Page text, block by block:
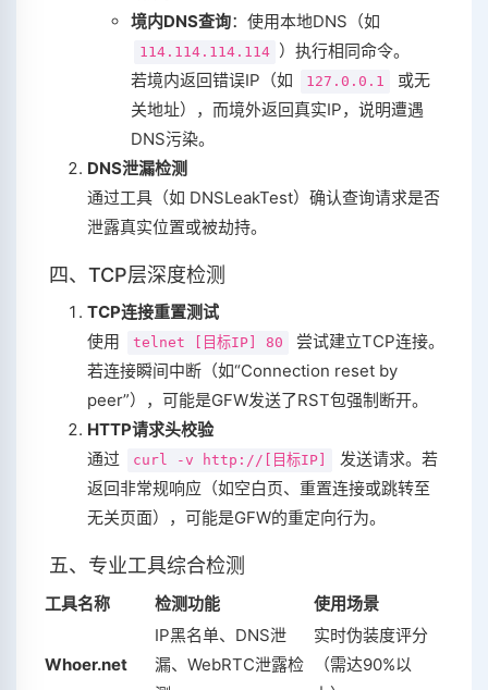
境内DNS查询‌：使用本地DNS（如
114.114.114.114 ）执行相同命令。
若境内返回错误IP（如
127.0.0.1
或无
关地址），而境外返回真实IP，说明遭遇
DNS污染。
DNS泄漏检测
通过工具（如 DNSLeakTest）确认查询请求是否
泄露真实位置或被劫持。
四、TCP层深度检测
TCP连接重置测试
使用
telnet [目标IP] 80
尝试建立TCP连接。
若连接瞬间中断（如“Connection reset by
peer”），可能是GFW发送了RST包强制断开。
HTTP请求头校验
通过
curl -v http://[目标IP]
发送请求。若
返回非常规响应（如空白页、重置连接或跳转至
无关页面），可能是GFW的重定向行为。
五、专业工具综合检测
工具名称 检测功能 使用场景
Whoer.net
IP黑名单、DNS泄
漏、WebRTC泄露检
实时伪装度评分
（需达90%以